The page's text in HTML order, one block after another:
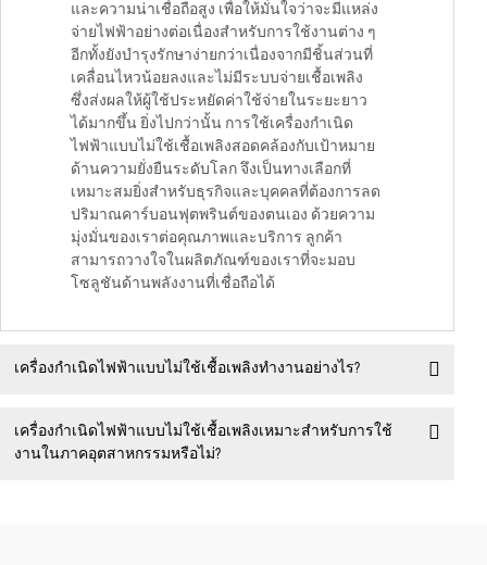
และความน่าเชื่อถือสูง เพื่อให้มั่นใจว่าจะมีแหล่ง
จ่ายไฟฟ้าอย่างต่อเนื่องสำหรับการใช้งานต่าง ๆ
อีกทั้งยังบำรุงรักษาง่ายกว่าเนื่องจากมีชิ้นส่วนที่
เคลื่อนไหวน้อยลงและไม่มีระบบจ่ายเชื้อเพลิง
ซึ่งส่งผลให้ผู้ใช้ประหยัดค่าใช้จ่ายในระยะยาว
ได้มากขึ้น ยิ่งไปกว่านั้น การใช้เครื่องกำเนิด
ไฟฟ้าแบบไม่ใช้เชื้อเพลิงสอดคล้องกับเป้าหมาย
ด้านความยั่งยืนระดับโลก จึงเป็นทางเลือกที่
เหมาะสมยิ่งสำหรับธุรกิจและบุคคลที่ต้องการลด
ปริมาณคาร์บอนฟุตพรินต์ของตนเอง ด้วยความ
มุ่งมั่นของเราต่อคุณภาพและบริการ ลูกค้า
สามารถวางใจในผลิตภัณฑ์ของเราที่จะมอบ
โซลูชันด้านพลังงานที่เชื่อถือได้
เครื่องกำเนิดไฟฟ้าแบบไม่ใช้เชื้อเพลิงทำงานอย่างไร?
เครื่องกำเนิดไฟฟ้าแบบไม่ใช้เชื้อเพลิงเหมาะสำหรับการใช้
งานในภาคอุตสาหกรรมหรือไม่?